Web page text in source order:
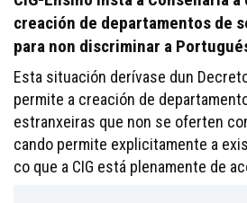
creación de departamentos de
para non discriminar a
Esta situación derívase dun
permite a creación de
estranxeiras que non se oferten
cando permite explicitamente a
co que a CIG está plenamente de